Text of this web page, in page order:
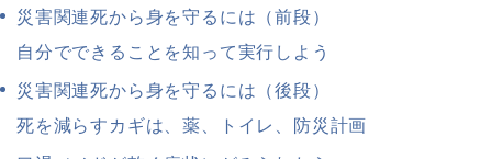
災害関連死から身を守るには（前段）
自分でできることを知って実行しよう
災害関連死から身を守るには（後段）
死を減らすカギは、薬、トイレ、防災計画